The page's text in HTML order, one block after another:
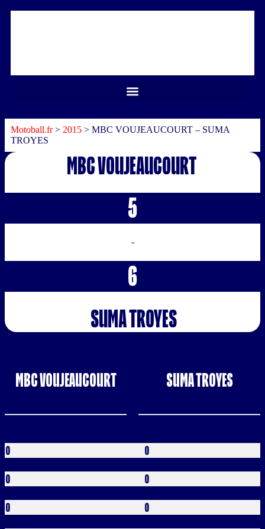
Motoball.fr> 2015 > MBC VOUJEAUCOURT – SUMA
TROYES
MBC VOUJEAUCOURT
5
-
6
SUMA TROYES
MBC VOUJEAUCOURT SUMA TROYES
0
0
0
0
0
0